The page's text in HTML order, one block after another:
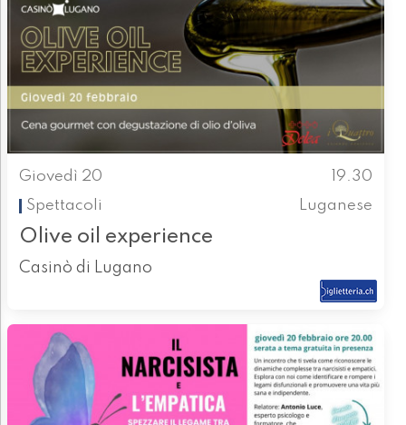
Giovedì 20
19.30
Spettacoli
Luganese
Olive oil experience
Casinò di Lugano